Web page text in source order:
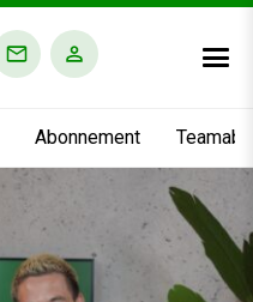
Abonnement